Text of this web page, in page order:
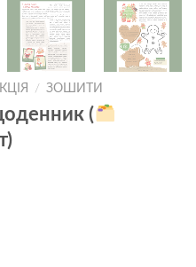
/ ЗОШИТИ
(